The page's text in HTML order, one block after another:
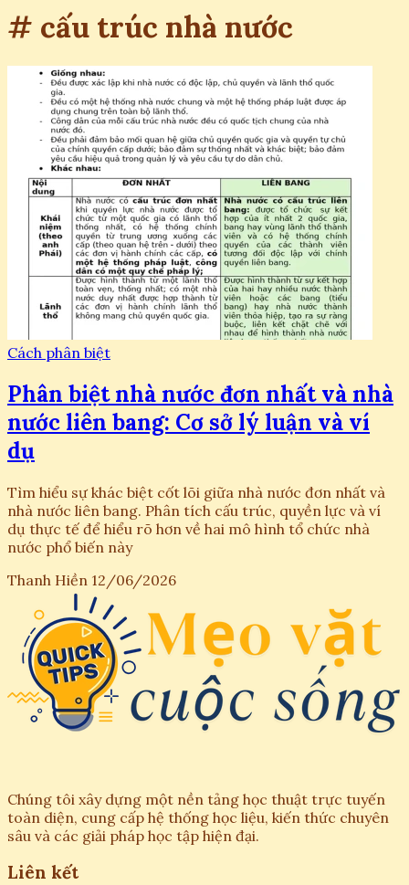
# cấu trúc nhà nước
Cách phân biệt
Phân biệt nhà nước đơn nhất và nhà
nước liên bang: Cơ sở lý luận và ví
dụ
Tìm hiểu sự khác biệt cốt lõi giữa nhà nước đơn nhất và
nhà nước liên bang. Phân tích cấu trúc, quyền lực và ví
dụ thực tế để hiểu rõ hơn về hai mô hình tổ chức nhà
nước phổ biến này
Thanh Hiền 12/06/2026
Chúng tôi xây dựng một nền tảng học thuật trực tuyến
toàn diện, cung cấp hệ thống học liệu, kiến thức chuyên
sâu và các giải pháp học tập hiện đại.
Liên kết